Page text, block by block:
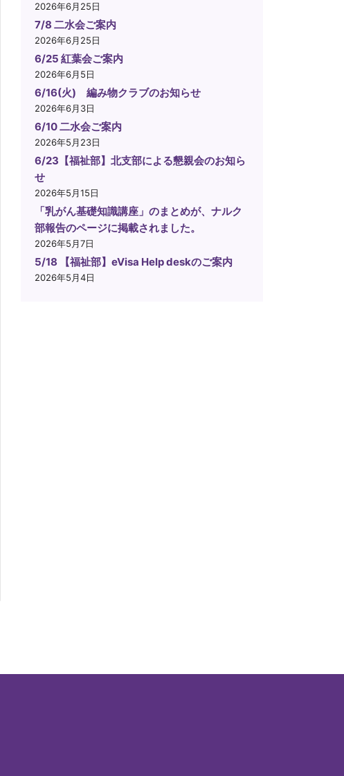
2026年6月25日
7/8 二水会ご案内
2026年6月25日
6/25 紅葉会ご案内
2026年6月5日
6/16(火) 編み物クラブのお知らせ
2026年6月3日
6/10 二水会ご案内
2026年5月23日
6/23【福祉部】北支部による懇親会のお知ら
せ
2026年5月15日
「乳がん基礎知識講座」のまとめが、ナルク
部報告のページに掲載されました。
2026年5月7日
5/18 【福祉部】eVisa Help deskのご案内
2026年5月4日